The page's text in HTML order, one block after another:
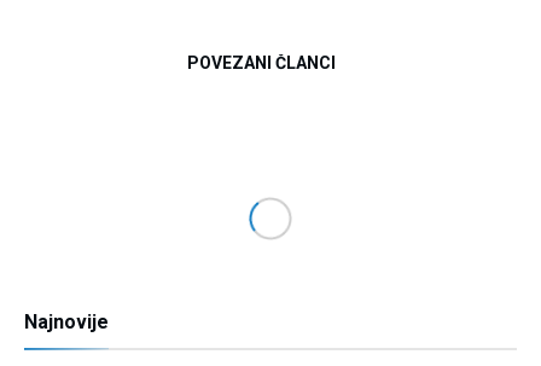
POVEZANI ČLANCI
Najnovije